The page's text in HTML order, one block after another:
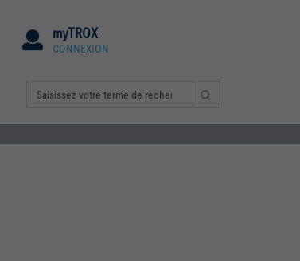
myTROX
CONNEXION